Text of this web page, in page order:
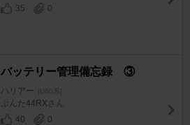
35
0
バッテリー管理備忘録 ③
ハリアー [U60系]
ぶんた44RXさん
40
0